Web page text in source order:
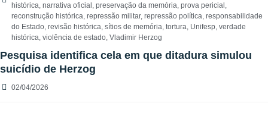
histórica, narrativa oficial , preservação da memória, prova pericial ,
reconstrução histórica, repressão militar, repressão política, responsabilidade
do Estado, revisão histórica, sítios de memória, tortura, Unifesp, verdade
histórica, violência de estado, Vladimir Herzog
Pesquisa identifica cela em que ditadura simulou
suicídio de Herzog
02/04/2026